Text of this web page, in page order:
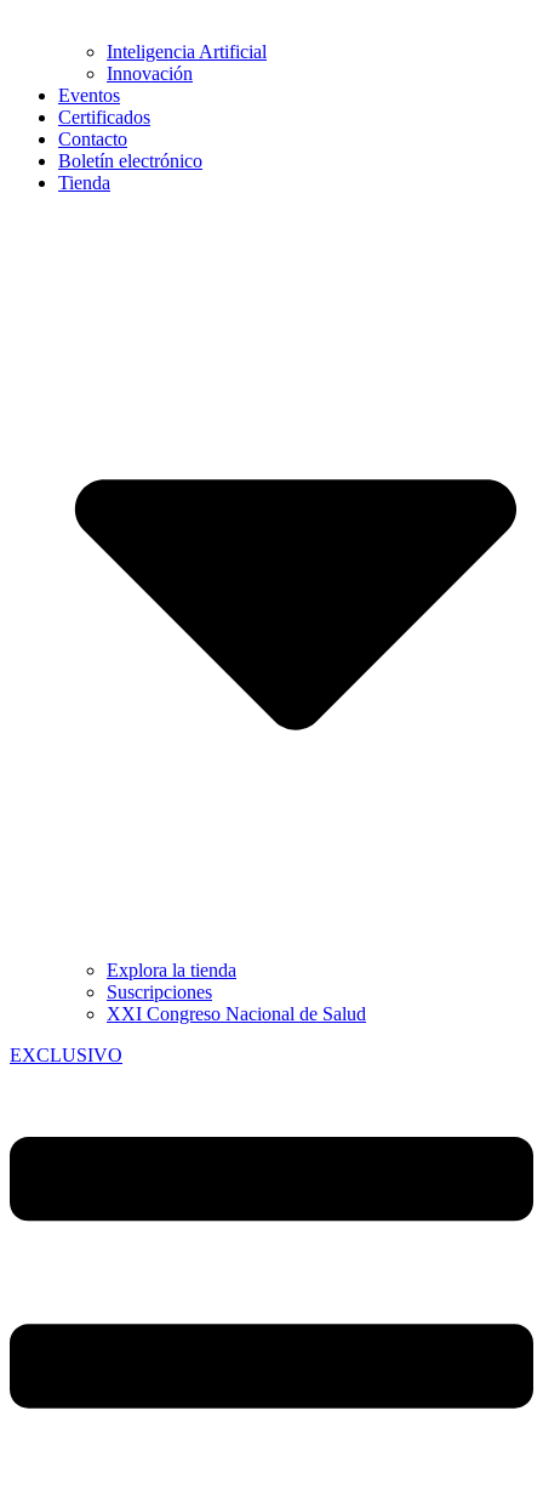
Inteligencia Artificial
Innovación
Eventos
Certificados
Contacto
Boletín electrónico
Tienda
Explora la tienda
Suscripciones
XXI Congreso Nacional de Salud
EXCLUSIVO